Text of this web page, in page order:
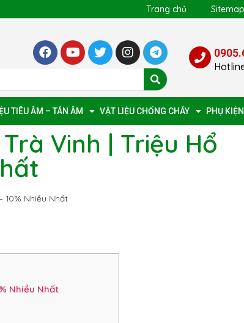
Trang chủ Sitemap
TIÊU ÂM – TÁN ÂM VẬT LIỆU CHỐNG CHÁY PHỤ
Vinh | Triệu Hổ
10% Nhiều Nhất
Nhiều Nhất